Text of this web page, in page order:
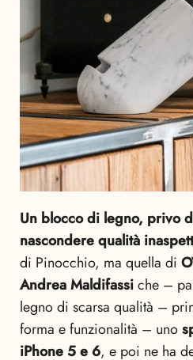
Un blocco di legno, privo
nascondere qualità
di Pinocchio, ma quella di
Andrea Maldifassiche –
legno di scarsa qualità –
forma e funzionalità – uno
iPhone 5 e 6, e poi ne ha